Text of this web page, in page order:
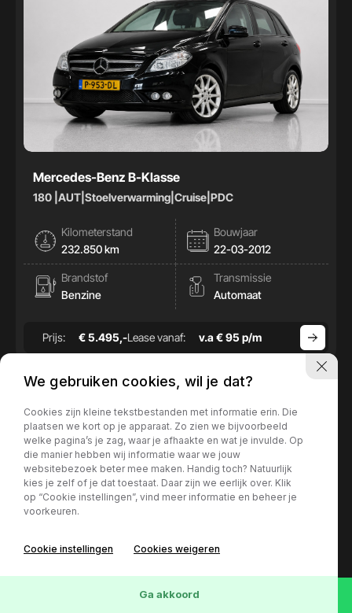
Mercedes-Benz B-Klasse
180 |AUT|Stoelverwarming|Cruise|PDC
Kilometerstand
232.850 km
Bouwjaar
22-03-2012
Brandstof
Benzine
Transmissie
Automaat
Prijs: € 5.495,-Lease vanaf: v.a € 95 p/m
We gebruiken cookies, wil je dat?
Cookies zijn kleine tekstbestanden met informatie erin. Die
plaatsen we kort op je apparaat. Zo zien we bijvoorbeeld
welke pagina’s je zag, waar je afhaakte en wat je invulde. Op
die manier hebben wij informatie waar we jouw
websitebezoek beter mee maken. Handig toch? Natuurlijk
kies je zelf of je dat toestaat. Daar zijn we eerlijk over. Klik
op “Cookie instellingen”, vind meer informatie en beheer je
voorkeuren.
Cookie instellingen Cookies weigeren
Ga akkoord